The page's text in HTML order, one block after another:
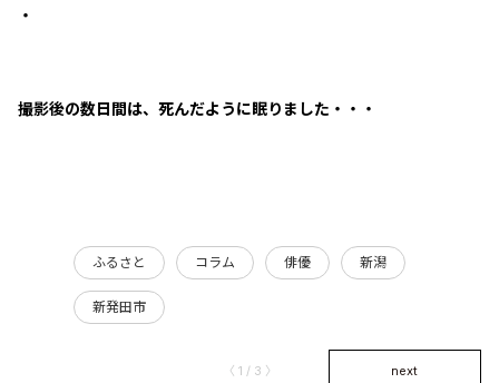
・
撮影後の数日間は、死んだように眠りました・・・
ふるさと コラム 俳優 新潟
新発田市
〈 1 / 3 〉 next